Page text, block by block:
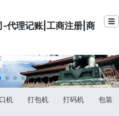
-代理记账|工商注册|商
☰
机 打包机 打码机
包装